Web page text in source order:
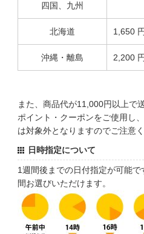
四国、九州
北海道 1,650
沖縄・離島 2,200
また、商品代が11,000円以上で
ポイント・クーポンをご使用し
は対象外となりますのでご注意
日時指定について
1週間後までの日付指定が可能
間お選びいただけます。